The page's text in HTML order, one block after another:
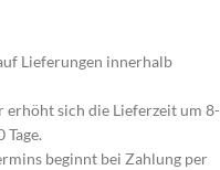
Lieferungen innerhalb
erhöht sich die Lieferzeit um 8-
Tage.
beginnt bei Zahlung per